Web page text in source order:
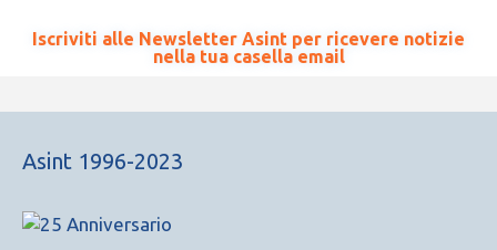
Iscriviti alle Newsletter Asint per ricevere notizie
nella tua casella email
Asint 1996-2023